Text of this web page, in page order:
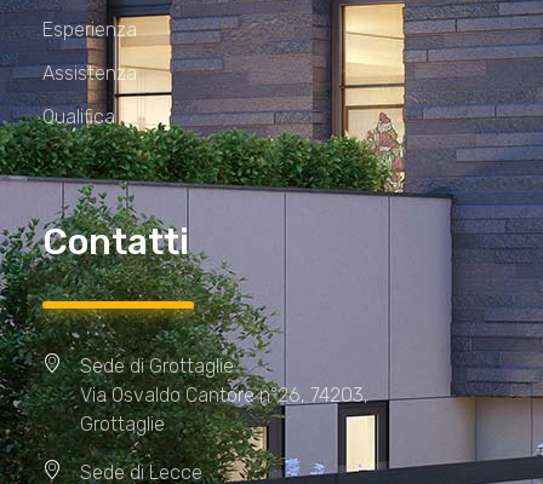
Esperienza
Assistenza
Qualifica
Contatti
Sede di Grottaglie
Via Osvaldo Cantore n°26, 74203,
Grottaglie
Sede di Lecce